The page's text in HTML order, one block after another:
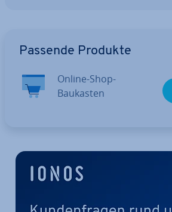
Passende Produkte
Online-Shop-
Baukasten